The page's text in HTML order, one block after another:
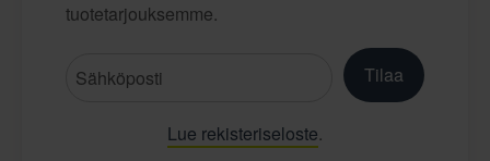
tuotetarjouksemme.
Tilaa
Lue rekisteriseloste.